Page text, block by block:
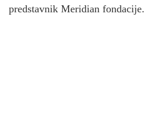
predstavnik Meridian fondacije.